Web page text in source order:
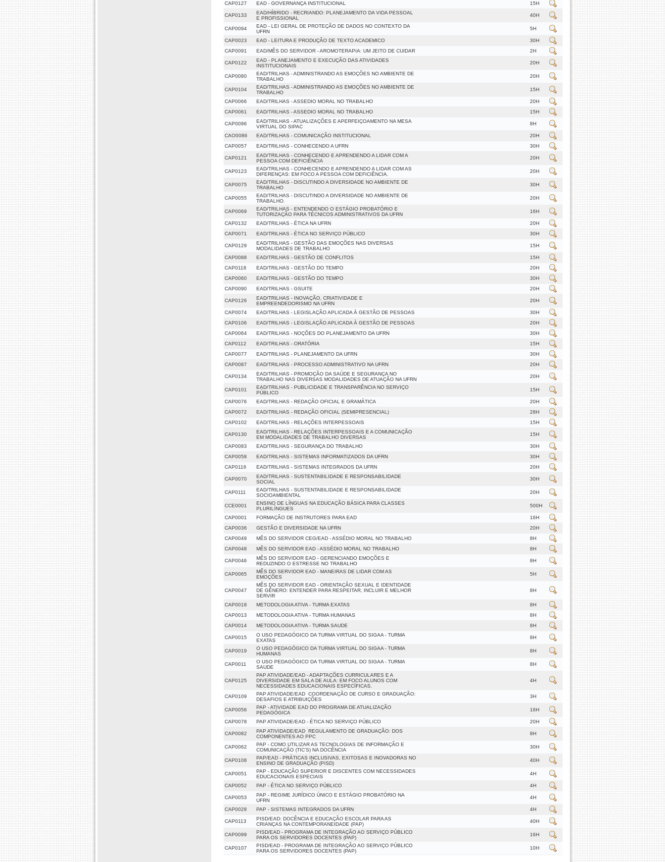
CAP0127
EAD - GOVERNANÇA INSTITUCIONAL 15H
CAP0133
EAD/HÍBRIDO - RECRIANDO: PLANEJAMENTO DA VIDA PESSOAL
E PROFISSIONAL
40H
CAP0094
EAD - LEI GERAL DE PROTEÇÃO DE DADOS NO CONTEXTO DA
UFRN
5H
CAP0023 EAD - LEITURA E PRODUÇÃO DE TEXTO ACADEMICO
30H
CAP0091
EAD/MÊS DO SERVIDOR - AROMOTERAPIA: UM JEITO DE CUIDAR 2H
CAP0122
EAD - PLANEJAMENTO E EXECUÇÃO DAS ATIVIDADES
INSTITUCIONAIS
20H
CAP0080
EAD/TRILHAS - ADMINISTRANDO AS EMOÇÕES NO AMBIENTE DE
TRABALHO
20H
CAP0104
EAD/TRILHAS - ADMINISTRANDO AS EMOÇÕES NO AMBIENTE DE
TRABALHO
15H
CAP0066 EAD/TRILHAS - ASSEDIO MORAL NO TRABALHO
20H
CAP0061
EAD/TRILHAS - ASSEDIO MORAL NO TRABALHO 15H
CAP0096
EAD/TRILHAS - ATUALIZAÇÕES E APERFEIÇOAMENTO NA MESA
VIRTUAL DO SIPAC
8H
CAO0086 EAD/TRILHAS - COMUNICAÇÃO INSTITUCIONAL
20H
CAP0057
EAD/TRILHAS - CONHECENDO A UFRN 30H
CAP0121
EAD/TRILHAS - CONHECENDO E APRENDENDO A LIDAR COM A
PESSOA COM DEFICIÊNCIA
20H
CAP0123
EAD/TRILHAS - CONHECENDO E APRENDENDO A LIDAR COM AS
DIFERENÇAS: EM FOCO A PESSOA COM DEFICIÊNCIA.
20H
CAP0075
EAD/TRILHAS - DISCUTINDO A DIVERSIDADE NO AMBIENTE DE
TRABALHO
30H
CAP0055
EAD/TRILHAS - DISCUTINDO A DIVERSIDADE NO AMBIENTE DE
TRABALHO.
20H
CAP0069
EAD/TRILHAS - ENTENDENDO O ESTÁGIO PROBATÓRIO E
TUTORIZAÇÃO PARA TÉCNICOS ADMINISTRATIVOS DA UFRN
16H
CAP0132 EAD/TRILHAS - ÉTICA NA UFRN
20H
CAP0071
EAD/TRILHAS - ÉTICA NO SERVIÇO PÚBLICO 30H
CAP0129
EAD/TRILHAS - GESTÃO DAS EMOÇÕES NAS DIVERSAS
MODALIDADES DE TRABALHO
15H
CAP0088 EAD/TRILHAS - GESTÃO DE CONFLITOS
15H
CAP0118
EAD/TRILHAS - GESTÃO DO TEMPO
20H
CAP0060
EAD/TRILHAS - GESTÃO DO TEMPO
30H
CAP0090
EAD/TRILHAS - GSUITE 20H
CAP0126
EAD/TRILHAS - INOVAÇÃO, CRIATIVIDADE E
EMPREENDEDORISMO NA UFRN
20H
CAP0074 EAD/TRILHAS - LEGISLAÇÃO APLICADA À GESTÃO DE PESSOAS
30H
CAP0106
EAD/TRILHAS - LEGISLAÇÃO APLICADA À GESTÃO DE PESSOAS
20H
CAP0064
EAD/TRILHAS - NOÇÕES DO PLANEJAMENTO DA UFRN
30H
CAP0112
EAD/TRILHAS - ORATÓRIA
15H
CAP0077
EAD/TRILHAS - PLANEJAMENTO DA UFRN
30H
CAP0087
EAD/TRILHAS - PROCESSO ADMINISTRATIVO NA UFRN 20H
CAP0134
EAD/TRILHAS - PROMOÇÃO DA SAÚDE E SEGURANÇA NO
TRABALHO NAS DIVERSAS MODALIDADES DE ATUAÇÃO NA UFRN
20H
CAP0101
EAD/TRILHAS - PUBLICIDADE E TRANSPARÊNCIA NO SERVIÇO
PÚBLICO
15H
CAP0076 EAD/TRILHAS - REDAÇÃO OFICIAL E GRAMÁTICA
20H
CAP0072
EAD/TRILHAS - REDAÇÃO OFICIAL (SEMIPRESENCIAL)
28H
CAP0102
EAD/TRILHAS - RELAÇÕES INTERPESSOAIS 15H
CAP0130
EAD/TRILHAS - RELAÇÕES INTERPESSOAIS E A COMUNICAÇÃO
EM MODALIDADES DE TRABALHO DIVERSAS
15H
CAP0083 EAD/TRILHAS - SEGURANÇA DO TRABALHO
30H
CAP0058
EAD/TRILHAS - SISTEMAS INFORMATIZADOS DA UFRN
30H
CAP0116
EAD/TRILHAS - SISTEMAS INTEGRADOS DA UFRN 20H
CAP0070
EAD/TRILHAS - SUSTENTABILIDADE E RESPONSABILIDADE
SOCIAL
30H
CAP0111
EAD/TRILHAS - SUSTENTABILIDADE E RESPONSABILIDADE
SOCIOAMBIENTAL
20H
CCE0001
ENSINO DE LÍNGUAS NA EDUCAÇÃO BÁSICA PARA CLASSES
PLURILÍNGUES
500H
CAP0001 FORMAÇÃO DE INSTRUTORES PARA EAD
16H
CAP0036
GESTÃO E DIVERSIDADE NA UFRN
20H
CAP0049
MÊS DO SERVIDOR CEG/EAD - ASSÉDIO MORAL NO TRABALHO
8H
CAP0048
MÊS DO SERVIDOR EAD - ASSÉDIO MORAL NO TRABALHO 8H
CAP0046
MÊS DO SERVIDOR EAD - GERENCIANDO EMOÇÕES E
REDUZINDO O ESTRESSE NO TRABALHO
8H
CAP0065
MÊS DO SERVIDOR EAD - MANEIRAS DE LIDAR COM AS
EMOÇÕES
5H
CAP0047
MÊS DO SERVIDOR EAD - ORIENTAÇÃO SEXUAL E IDENTIDADE
DE GÊNERO: ENTENDER PARA RESPEITAR, INCLUIR E MELHOR
SERVIR
8H
CAP0018 METODOLOGIA ATIVA - TURMA EXATAS
8H
CAP0013
METODOLOGIA ATIVA - TURMA HUMANAS
8H
CAP0014
METODOLOGIA ATIVA - TURMA SAUDE 8H
CAP0015
O USO PEDAGÓGICO DA TURMA VIRTUAL DO SIGAA - TURMA
EXATAS
8H
CAP0019
O USO PEDAGÓGICO DA TURMA VIRTUAL DO SIGAA - TURMA
HUMANAS
8H
CAP0011
O USO PEDAGÓGICO DA TURMA VIRTUAL DO SIGAA - TURMA
SAUDE
8H
CAP0125
PAP ATIVIDADE/EAD - ADAPTAÇÕES CURRICULARES E A
DIVERSIDADE EM SALA DE AULA: EM FOCO ALUNOS COM
NECESSIDADES EDUCACIONAIS ESPECÍFICAS.
4H
CAP0109
PAP ATIVIDADE/EAD  COORDENAÇÃO DE CURSO E GRADUAÇÃO:
DESAFIOS E ATRIBUIÇÕES
3H
CAP0056
PAP - ATIVIDADE EAD DO PROGRAMA DE ATUALIZAÇÃO
PEDAGÓGICA
16H
CAP0078 PAP ATIVIDADE/EAD - ÉTICA NO SERVIÇO PÚBLICO 20H
CAP0082
PAP ATIVIDADE/EAD  REGULAMENTO DE GRADUAÇÃO: DOS
COMPONENTES AO PPC
8H
CAP0062
PAP - COMO UTILIZAR AS TECNOLOGIAS DE INFORMAÇÃO E
COMUNICAÇÃO (TIC'S) NA DOCÊNCIA
30H
CAP0108
PAP/EAD - PRÁTICAS INCLUSIVAS, EXITOSAS E INOVADORAS NO
ENSINO DE GRADUAÇÃO (PISD)
40H
CAP0051
PAP - EDUCAÇÃO SUPERIOR E DISCENTES COM NECESSIDADES
EDUCACIONAIS ESPECIAIS
4H
CAP0052 PAP - ÉTICA NO SERVIÇO PÚBLICO 4H
CAP0053
PAP - REGIME JURÍDICO ÚNICO E ESTÁGIO PROBATÓRIO NA
UFRN
4H
CAP0028 PAP - SISTEMAS INTEGRADOS DA UFRN 4H
CAP0113
PISD/EAD: DOCÊNCIA E EDUCAÇÃO ESCOLAR PARA AS
CRIANÇAS NA CONTEMPORANEIDADE (PAP)
40H
CAP0099
PISD/EAD - PROGRAMA DE INTEGRAÇÃO AO SERVIÇO PÚBLICO
PARA OS SERVIDORES DOCENTES (PAP)
16H
CAP0107
PISD/EAD - PROGRAMA DE INTEGRAÇÃO AO SERVIÇO PÚBLICO
PARA OS SERVIDORES DOCENTES (PAP)
10H